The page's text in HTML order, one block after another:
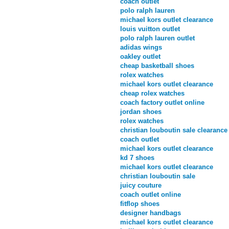
polo ralph lauren
michael kors outlet clearance
louis vuitton outlet
polo ralph lauren outlet
adidas wings
oakley outlet
cheap basketball shoes
rolex watches
michael kors outlet clearance
cheap rolex watches
coach factory outlet online
jordan shoes
rolex watches
christian louboutin sale clearance
coach outlet
michael kors outlet clearance
kd 7 shoes
michael kors outlet clearance
christian louboutin sale
juicy couture
coach outlet online
fitflop shoes
designer handbags
michael kors outlet clearance